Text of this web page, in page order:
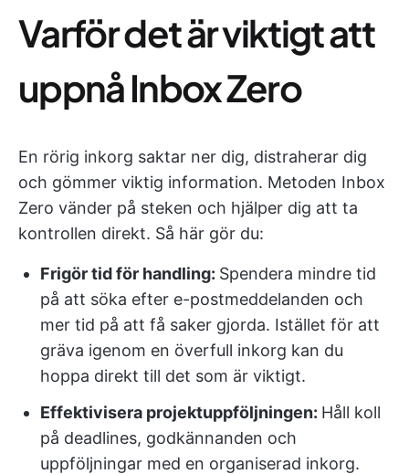
Varför det är viktigt att
uppnå Inbox Zero
En rörig inkorg saktar ner dig, distraherar dig
och gömmer viktig information. Metoden Inbox
Zero vänder på steken och hjälper dig att ta
kontrollen direkt. Så här gör du:
Frigör tid för handling: Spendera mindre tid
på att söka efter e-postmeddelanden och
mer tid på att få saker gjorda. Istället för att
gräva igenom en överfull inkorg kan du
hoppa direkt till det som är viktigt.
Effektivisera projektuppföljningen: Håll koll
på deadlines, godkännanden och
uppföljningar med en organiserad inkorg.